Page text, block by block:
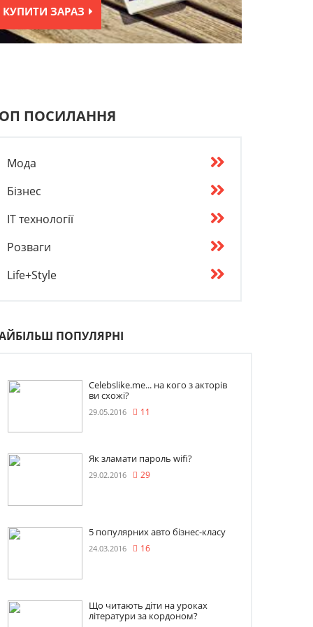
КУПИТИ ЗАРАЗ
ПОСИЛАННЯ
Мода
Бізнес
IT технології
Розваги
Life+Style
ПОПУЛЯРНІ
Celebslike.me... на кого з акторів
ви схожі?
29.05.2016 11
Як зламати пароль wifi?
29.02.2016 29
5 популярних авто бізнес-класу
24.03.2016 16
Що читають діти на уроках
літератури за кордоном?